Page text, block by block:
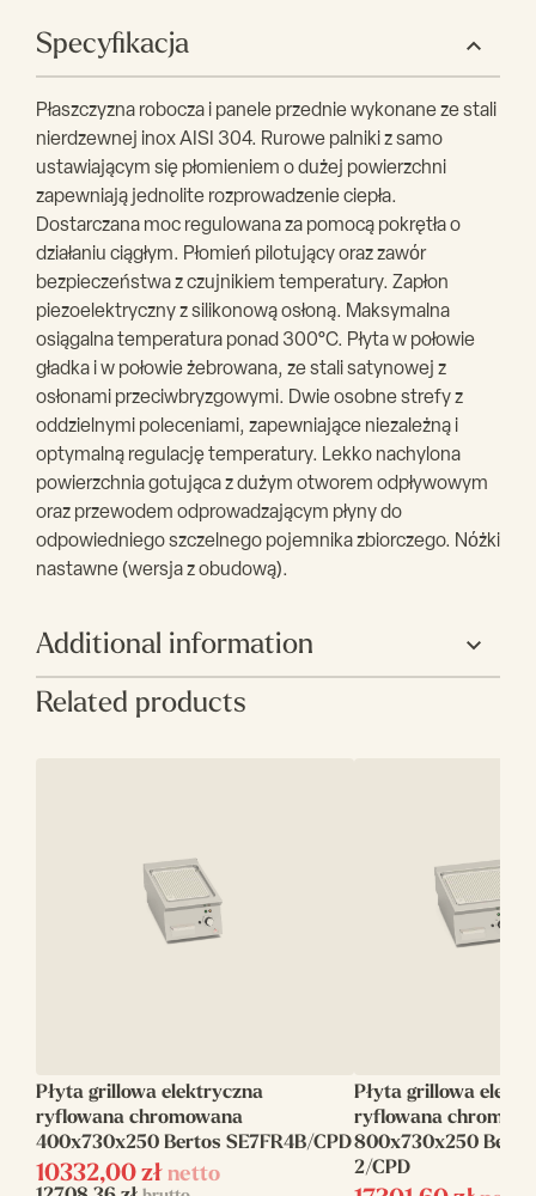
Specyfikacja
Płaszczyzna robocza i panele przednie wykonane ze stali
nierdzewnej inox AISI 304. Rurowe palniki z samo
ustawiającym się płomieniem o dużej powierzchni
zapewniają jednolite rozprowadzenie ciepła.
Dostarczana moc regulowana za pomocą pokrętła o
działaniu ciągłym. Płomień pilotujący oraz zawόr
bezpieczeństwa z czujnikiem temperatury. Zapłon
piezoelektryczny z silikonową osłoną. Maksymalna
osiągalna temperatura ponad 300°C. Płyta w połowie
gładka i w połowie żebrowana, ze stali satynowej z
osłonami przeciwbryzgowymi. Dwie osobne strefy z
oddzielnymi poleceniami, zapewniające niezależną i
optymalną regulację temperatury. Lekko nachylona
powierzchnia gotująca z dużym otworem odpływowym
oraz przewodem odprowadzającym płyny do
odpowiedniego szczelnego pojemnika zbiorczego. Nόżki
nastawne (wersja z obudową).
Additional information
Producent Bertos
Wysokość (mm)
Typ powierzchni Stalowa
Waga (kg) 88
Related products
Płyta grillowa elektryczna
ryflowana chromowana
400x730x250 Bertos SE7FR4B/CPD
10332,00 zł netto
Płyta grillowa
ryflowana
800x730x250
2/CPD